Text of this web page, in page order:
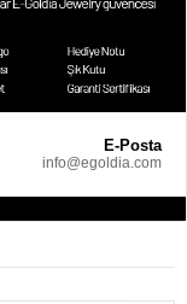
E-Posta
info@egoldia.com